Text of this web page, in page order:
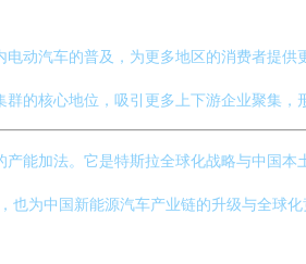
动汽车的普及，为更多地区的消费者提供
的核心地位，吸引更多上下游企业聚集，
能加法。它是特斯拉全球化战略与中国
也为中国新能源汽车产业链的升级与全球